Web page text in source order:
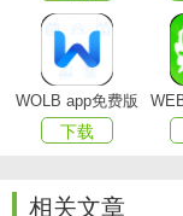
WOLB app免费版
下载
相关文章